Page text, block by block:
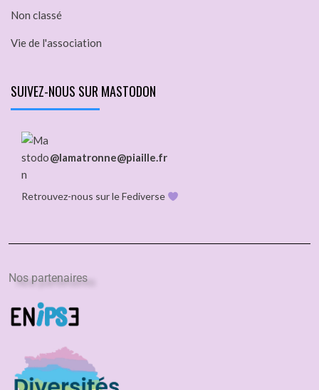
Non classé
Vie de l'association
SUIVEZ-NOUS SUR MASTODON
@lamatronne@piaille.fr
Retrouvez-nous sur le Fediverse
Nos partenaires